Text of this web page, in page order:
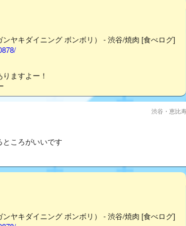
ヤキダイニング ボンボリ） - 渋谷/焼肉 [食べログ]
ますよー！
渋谷・恵比
ころがいいです
ヤキダイニング ボンボリ） - 渋谷/焼肉 [食べログ]